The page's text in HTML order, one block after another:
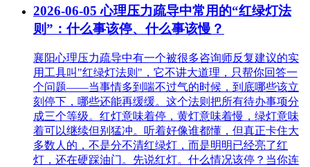
2026-06-05 心理压力疏导中常用的“红绿灯法
则”：什么事该停、什么事该慢？
襄阳心理压力疏导中有一个被很多咨询师反复建议的实
用工具叫"红绿灯法则"，它不讲大道理，只帮你回答一
个问题——当事情多到喘不过气的时候，到底哪些该立
刻停下，哪些还能再缓缓。这个法则把所有待办事项分
成三个等级。红灯意味着停，黄灯意味着慢，绿灯意味
着可以继续但别猛冲。听着好像谁都懂，但真正卡住大
多数人的，不是分不清红绿灯，而是明明已经亮了红
灯，还在硬踩油门。先说红灯。什么情况该停？当你连